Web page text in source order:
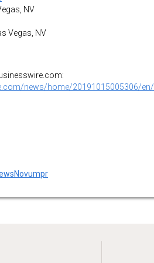
NV
Vegas, NV
news/home/20191015005306/en/